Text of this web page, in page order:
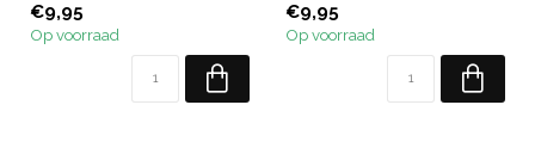
€9,95
Op voorraad
€9,95
Op voorraad